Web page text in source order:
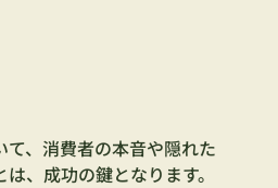
て、消費者の本音や隠れた
、成功の鍵となります。